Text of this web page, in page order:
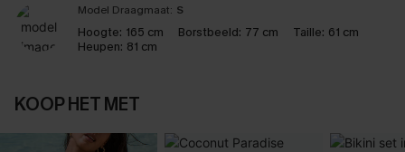
Model Draagmaat: S
Hoogte: 165 cm Borstbeeld: 77 cm Taille: 61 cm
Heupen: 81 cm
KOOP HET MET